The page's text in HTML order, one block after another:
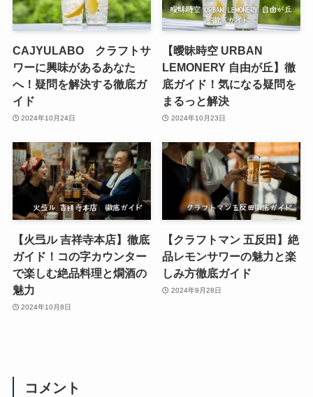
CAJYULABO クラフトサ
ワーに興味があるあなた
へ！疑問を解決する徹底ガ
イド
2024年10月24日
【曖昧時空 URBAN
LEMONERY 自由が丘】徹
底ガイド！気になる疑問を
まるっと解決
2024年10月23日
【火弖ル 吉祥寺本店】徹底
ガイド！コの字カウンター
で楽しむ絶品料理と燗酒の
魅力
2024年10月8日
【クラフトマン 五反田】絶
品レモンサワーの魅力と楽
しみ方徹底ガイド
2024年9月28日
コメント